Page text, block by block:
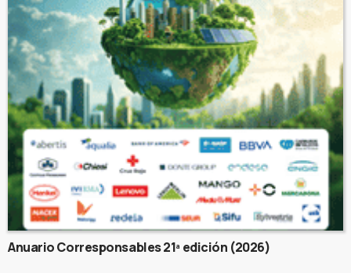
Anuario Corresponsables 21ª edición (2026)